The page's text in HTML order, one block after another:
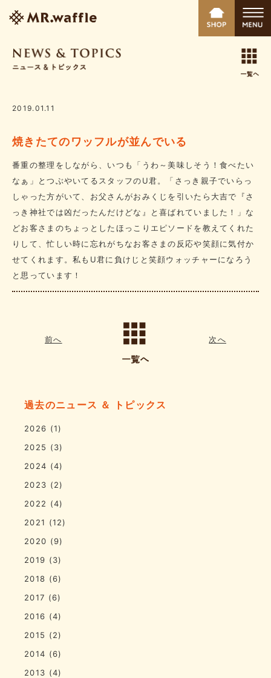
2019.01.11
焼きたてのワッフルが並んでいる
番重の整理をしながら、いつも「うわ～美味しそう！食べたい
なぁ」とつぶやいてるスタッフのU君。「さっき親子でいらっ
しゃった方がいて、お父さんがおみくじを引いたら大吉で『さ
っき神社では凶だったんだけどな』と喜ばれていました！」な
どお客さまのちょっとしたほっこりエピソードを教えてくれた
りして、忙しい時に忘れがちなお客さまの反応や笑顔に気付か
せてくれます。私もU君に負けじと笑顔ウォッチャーになろう
と思っています！
前へ 次へ
過去のニュース ＆ トピックス
2026 (1)
2025 (3)
2024 (4)
2023 (2)
2022 (4)
2021 (12)
2020 (9)
2019 (3)
2018 (6)
2017 (6)
2016 (4)
2015 (2)
2014 (6)
2013 (4)